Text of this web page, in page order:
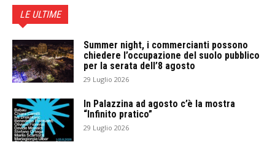
LE ULTIME
Summer night, i commercianti possono
chiedere l’occupazione del suolo pubblico
per la serata dell’8 agosto
29 Luglio 2026
In Palazzina ad agosto c’è la mostra
“Infinito pratico”
29 Luglio 2026